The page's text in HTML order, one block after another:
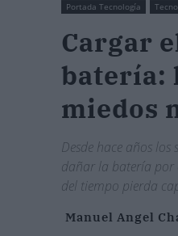
Portada Tecnología
Cargar
batería:
miedos
Desde hace años
dañar la batería por
del tiempo pierda
Manuel Angel